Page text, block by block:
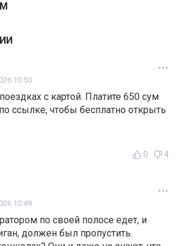
10:50
с картой. Платите 650 сум
ссылке, чтобы бесплатно открыть
0 4
10:49
по своей полосе едет, и
должен был пропустить.